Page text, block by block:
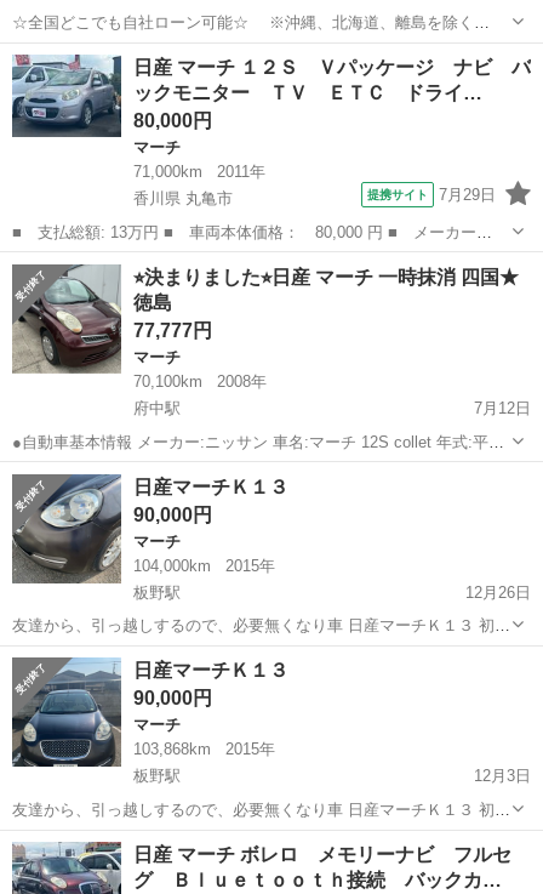
☆全国どこでも自社ローン可能☆ ※沖縄、北海道、離島を除く
https://www.otoron.jp/lists/detail?carno=025593 自己破産、債務整理の
経験あり… 転職したばかり…自...
徳島 小松島市
日産 マーチ １２Ｓ Ｖパッケージ ナビ バ
ックモニター ＴＶ ＥＴＣ ドライ…
80,000円
マーチ
71,000km
2011年
香川県 丸亀市
提携サイト 7月29日
■ 支払総額: 13万円 ■ 車両本体価格： 80,000 円 ■ メーカー
名： 日産 ■ 車種名： マーチ ■ グレード名： １２Ｓ Ｖパッ
ケージ ナビ バックモニター ＴＶ ＥＴＣ ドライブレコーダー
■ 排気量： 1...
香川 丸亀市 マーチ
⭐︎決まりました⭐︎日産 マーチ 一時抹消 四国★
徳島
77,777円
マーチ
70,100km
2008年
府中駅
7月12日
●自動車基本情報 メーカー:ニッサン 車名:マーチ 12S collet 年式:平成
20年 走行:70,100キロ 距離は伸びます。 色:ブラウン系 車検:一時抹消
型式:AK12 排気量:1,200cc 交換可...
徳島 徳島市 府中駅
日産マーチＫ１３
90,000円
マーチ
104,000km
2015年
板野駅
12月26日
友達から、引っ越しするので、必要無くなり車 日産マーチＫ１３ 初登
録平成２７年の１月です、 走距離103868km(使用しているのでまだ伸
びています) 車検期間R8/１月/２１日 凹む所もありますが 気にしなか
ったらまだ使え...
徳島 板野郡 板野駅 マーチ
日産マーチＫ１３
90,000円
マーチ
103,868km
2015年
板野駅
12月3日
友達から、引っ越しするので、必要無くなり車 日産マーチＫ１３ 初登
録平成２７年の１月です、 走距離103868km(使用しているのでまだ伸
びています) 車検期間R8/１月 凹む所もありますが 気にしなかったら
まだ使えると思い...
徳島 板野郡 板野駅 マーチ 日産マーチ
日産 マーチ ボレロ メモリーナビ フルセ
グ Ｂｌｕｅｔｏｏｔｈ接続 バックカ…